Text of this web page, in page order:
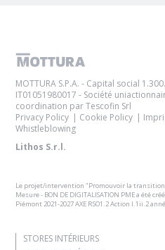
MOTTURA S.P.A. - Capital social
IT01051980017 - Société
coordination par Tescofin Srl
Privacy Policy
Cookie Policy
Whistleblowing
Lithos S.r.l.
Le projet/intervention "Promouvoir la
Mesure - BON DE DIGITALISATION PME a été
Piémont 2021-2027 AXE RSO1.2 Action I.1ii.2
STORES INTÉRIEURS